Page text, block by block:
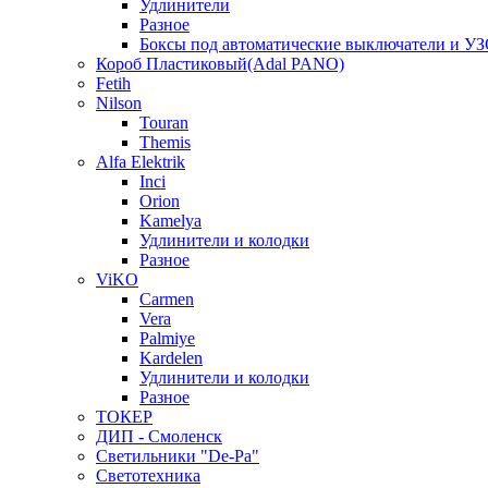
Удлинители
Разное
Боксы под автоматические выключатели и
Короб Пластиковый(Adal PANO)
Fetih
Nilson
Touran
Themis
Alfa Elektrik
Inci
Orion
Kamelya
Удлинители и колодки
Разное
ViKO
Carmen
Vera
Palmiye
Kardelen
Удлинители и колодки
Разное
ТОКЕР
ДИП - Смоленск
Светильники "De-Pa"
Светотехника